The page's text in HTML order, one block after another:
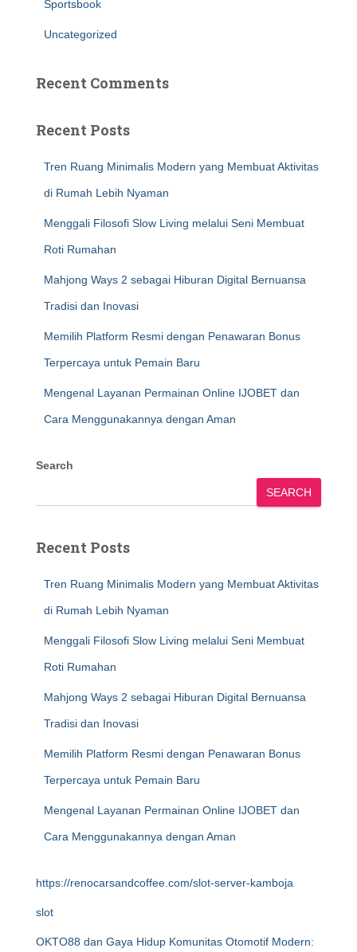
Sportsbook
Uncategorized
Recent Comments
Recent Posts
Tren Ruang Minimalis Modern yang Membuat Aktivitas
di Rumah Lebih Nyaman
Menggali Filosofi Slow Living melalui Seni Membuat
Roti Rumahan
Mahjong Ways 2 sebagai Hiburan Digital Bernuansa
Tradisi dan Inovasi
Memilih Platform Resmi dengan Penawaran Bonus
Terpercaya untuk Pemain Baru
Mengenal Layanan Permainan Online IJOBET dan
Cara Menggunakannya dengan Aman
Search
SEARCH
Recent Posts
Tren Ruang Minimalis Modern yang Membuat Aktivitas
di Rumah Lebih Nyaman
Menggali Filosofi Slow Living melalui Seni Membuat
Roti Rumahan
Mahjong Ways 2 sebagai Hiburan Digital Bernuansa
Tradisi dan Inovasi
Memilih Platform Resmi dengan Penawaran Bonus
Terpercaya untuk Pemain Baru
Mengenal Layanan Permainan Online IJOBET dan
Cara Menggunakannya dengan Aman
https://renocarsandcoffee.com/slot-server-kamboja
slot
OKTO88 dan Gaya Hidup Komunitas Otomotif Modern: